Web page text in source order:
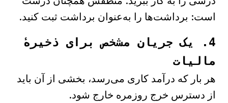
است: برداشت‌ها را به‌عنوان برداشت ثبت کنید.
4. یک جریان مشخص برای ذخیرهٔ
مالیات
هر بار که درآمد کاری می‌رسد، بخشی از آن باید
از دسترس خرج روزمره خارج شود.